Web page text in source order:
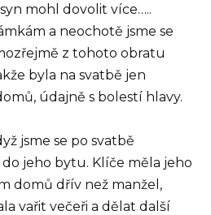
mohl dovolit více…..
a neochotě jsme se
z tohoto obratu
byla na svatbě jen
údajně s bolestí hlavy.
jsme se po svatbě
jeho bytu. Klíče měla jeho
domů dřív než manžel,
vařit večeři a dělat další